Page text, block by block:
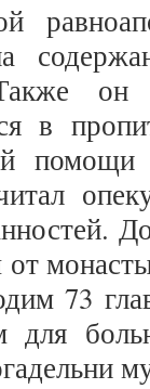
он
в
73
для